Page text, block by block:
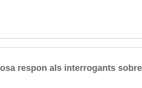
respon als interrogants